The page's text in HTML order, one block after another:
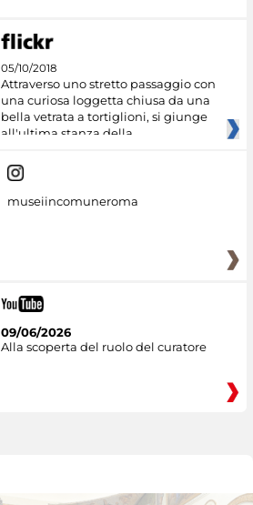
05/10/2018
Attraverso uno stretto passaggio con
una curiosa loggetta chiusa da una
bella vetrata a tortiglioni, si giunge
all'ultima stanza della
museiincomuneroma
09/06/2026
Alla scoperta del ruolo del curatore